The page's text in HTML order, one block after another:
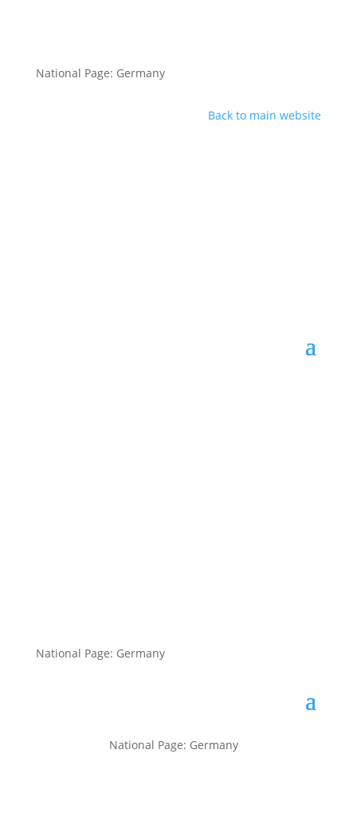
National Page: Germany
Back to main website
National Page: Germany
National Page: Germany